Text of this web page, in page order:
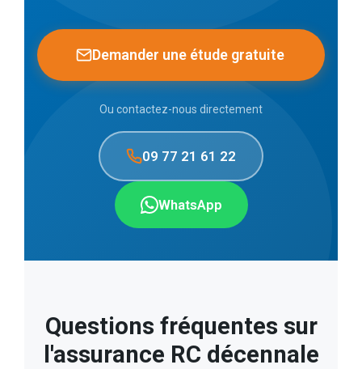
Demander une étude gratuite
Ou contactez-nous directement
09 77 21 61 22
WhatsApp
Questions fréquentes sur
l'assurance RC décennale